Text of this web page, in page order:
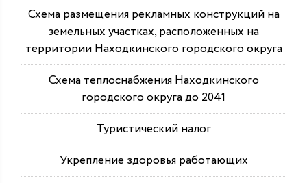
Схема размещения рекламных конструкций на
земельных участках, расположенных на
территории Находкинского городского округа
Схема теплоснабжения Находкинского
городского округа до 2041
Туристический налог
Укрепление здоровья работающих